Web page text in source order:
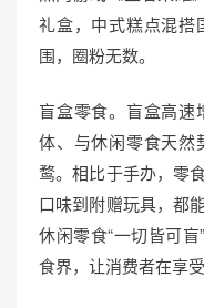
礼盒，中式糕点混搭
围，圈粉无数。
盲盒零食。盲盒高
体、与休闲零食天然
鹜。相比于手办，零
口味到附赠玩具，都
休闲零食“一切皆可
食界，让消费者在享